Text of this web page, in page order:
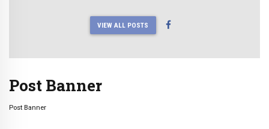
VIEW ALL POSTS
Post Banner
Post Banner